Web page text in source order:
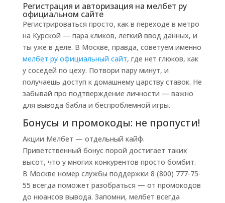
Регистрация и авторизация на мелбет ру
официальном сайте
Регистрироваться просто, как в переходе в метро
на Курской — пара кликов, легкий ввод данных, и
ты уже в деле. В Москве, правда, советуем именно
мелбет ру официальный сайт, где нет глюков, как
у соседей по цеху. Потвори пару минут, и
получаешь доступ к домашнему царству ставок. Не
забывай про подтверждение личности — важно
для вывода бабла и беспроблемной игры.
Бонусы и промокоды: не пропусти!
Акции Мелбет — отдельный кайф.
Приветственный бонус порой достигает таких
высот, что у многих конкурентов просто бомбит.
В Москве номер службы поддержки 8 (800) 777-75-
55 всегда поможет разобраться — от промокодов
до нюансов вывода. Запомни, мелбет всегда